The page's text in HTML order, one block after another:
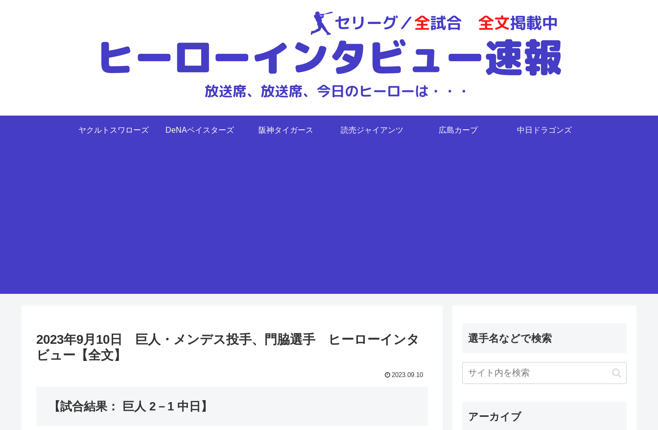
ヤクルトスワローズ DeNAベイスターズ 阪神タイガース 読売ジャイアンツ 広島カープ 中日ドラゴンズ
2023年9月10日 巨人・メンデス投手、門脇選手 ヒーローインタ
ビュー【全文】
2023.09.10
【試合結果： 巨人 2－1 中日】
選手名などで検索
アーカイブ